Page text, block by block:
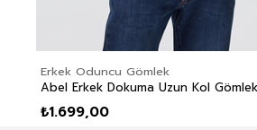
Erkek Oduncu Gömlek
₺1.699,00